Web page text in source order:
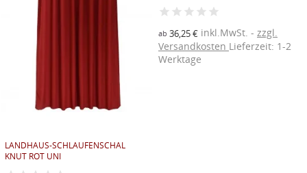
LANDHAUS-SCHLAUFENSCHAL
KNUT ROT UNI
ab 36,25 € inkl.MwSt.
zzgl.
Versandkosten Lieferzeit: 1-2
Werktage